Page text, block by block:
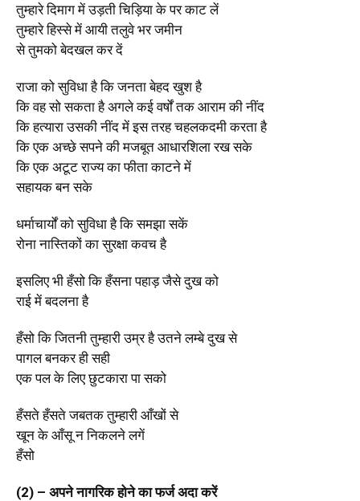
तुम्हारे दिमाग में उड़ती चिड़िया के पर काट लें
तुम्हारे हिस्से में आयी तलुवे भर जमीन
से तुमको बेदखल कर दें
राजा को सुविधा है कि जनता बेहद खुश है
कि वह सो सकता है अगले कई वर्षों तक आराम की नींद
कि हत्यारा उसकी नींद में इस तरह चहलकदमी करता है
कि एक अच्छे सपने की मजबूत आधारशिला रख सके
कि एक अटूट राज्य का फीता काटने में
सहायक बन सके
धर्माचार्यों को सुविधा है कि समझा सकें
रोना नास्तिकों का सुरक्षा कवच है
इसलिए भी हँसो कि हँसना पहाड़ जैसे दुख को
राई में बदलना है
हँसो कि जितनी तुम्हारी उम्र है उतने लम्बे दुख से
पागल बनकर ही सही
एक पल के लिए छुटकारा पा सको
हँसते हँसते जबतक तुम्हारी आँखों से
खून के आँसू न निकलने लगें
हँसो
(2) – अपने नागरिक होने का फर्ज अदा करें